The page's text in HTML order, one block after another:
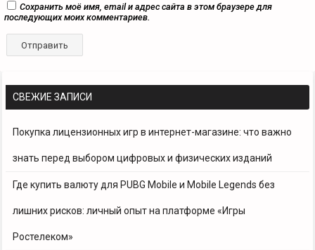
СВЕЖИЕ ЗАПИСИ
Покупка лицензионных игр в интернет-магазине: что важно
знать перед выбором цифровых и физических изданий
Где купить валюту для PUBG Mobile и Mobile Legends без
лишних рисков: личный опыт на платформе «Игры
Ростелеком»
Сохранить моё имя, email и адрес сайта в этом браузере для
последующих моих комментариев.